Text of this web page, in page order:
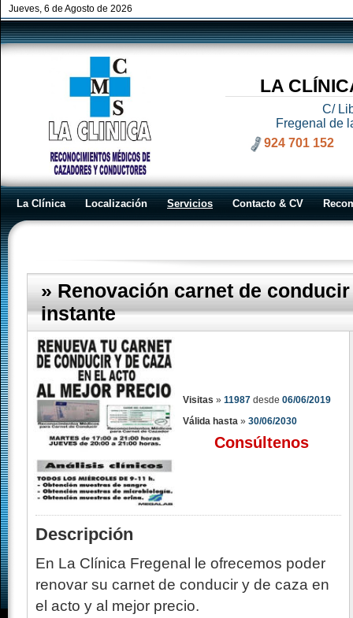
Jueves, 6 de Agosto de 2026
LA
C/
Fregenal de
924 701 152
La Clínica Localización Servicios Contacto & CV
» Renovación carnet de
instante
Visitas » 11987 desde 06/06/2019
Válida hasta » 30/06/2030
Consúltenos
Descripción
En La Clínica Fregenal le ofrecemos poder
renovar su carnet de conducir y de caza en
el acto y al mejor precio.